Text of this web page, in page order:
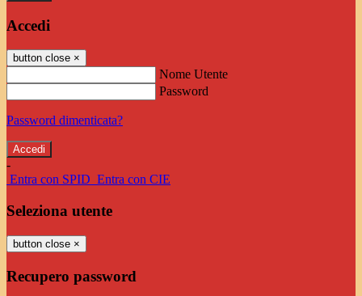
Accedi
button close ×
Nome Utente
Password
Password dimenticata?
-
Entra con SPID Entra con CIE
Seleziona utente
button close ×
Recupero password